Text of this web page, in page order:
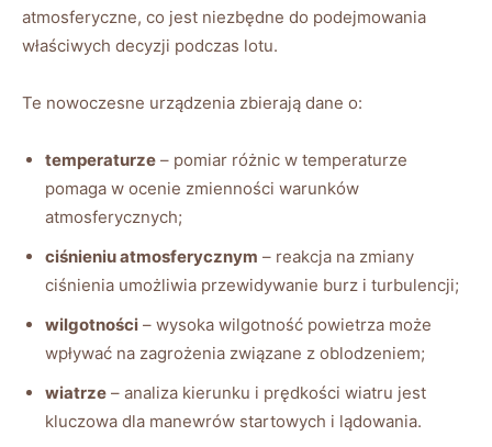
atmosferyczne, co jest niezbędne do‌ podejmowania
właściwych decyzji podczas lotu.
Te nowoczesne urządzenia ⁣zbierają‌ dane o:
temperaturze – pomiar różnic w temperaturze
pomaga ​w ocenie zmienności warunków
atmosferycznych;
ciśnieniu atmosferycznym – reakcja na​ zmiany
ciśnienia umożliwia przewidywanie burz i turbulencji;
wilgotności – wysoka wilgotność powietrza może
wpływać na zagrożenia związane z⁤ oblodzeniem;
wiatrze – analiza kierunku i ⁤prędkości wiatru jest
kluczowa dla manewrów startowych i lądowania.